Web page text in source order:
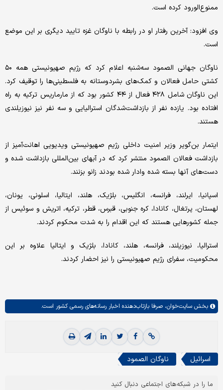
ممنوع‌الورود کرده است.
وی افزود: آخرین رفتار او در رابطه با ناوگان غزه تایید دیگری بر این موضع
است.
ناوگان جهانی الصمود سه‌شنبه اعلام کرد که رژیم صهیونیستی همه ۵۰
کشتی حامل فعالان و کمک‌های بشردوستانه به فلسطینی‌ها را توقیف کرد.
این ناوگان شامل ۴۲۸ فعال از ۴۴ کشور بود که از مارماریس ترکیه به راه
افتاده بود. یازده نفر از بازداشت‌شدگان استرالیایی و سه نفر نیز نیوزیلندی
هستند.
ایتمار بن‌گویر وزیر امنیت داخلی رژیم صهیونیستی ویدیویی اهانت‌آمیز از
بازداشت فعالان الصمود منتشر کرد که در آبهای بین‌المللی بازداشت شده و
دست‌های آنها بسته شده وادار شده بودند زانو بزنند.
اسپانیا، ایرلند، فرانسه، انگلیس، بلژیک، هلند، ایتالیا، اسلونی، یونان،
لهستان، پرتغال، کانادا، کره جنوبی، قبرس، قطر، ترکیه، اتریش و سوئیس از
جمله کشورهایی هستند که این اقدام را به شدت محکوم کردند.
استرالیا، نیوزیلند، فرانسه، هلند، کانادا، بلژیک و ایتالیا علاوه بر این
محکومیت، سفرای رژیم صهیونیستی را نیز احضار کردند.
بخش سایت‌خوان، صرفا بازتاب‌دهنده اخبار رسانه‌های رسمی کشور است.
اسرائیل ناوگان الصمود
ما را در شبکه‌های اجتماعی دنبال کنید